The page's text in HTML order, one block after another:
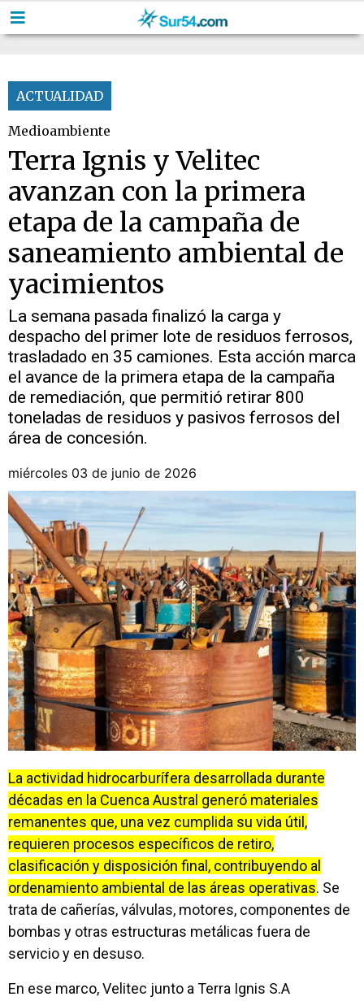
ACTUALIDAD
Medioambiente
Terra Ignis y Velitec
avanzan con la primera
etapa de la campaña de
saneamiento ambiental de
yacimientos
La semana pasada finalizó la carga y
despacho del primer lote de residuos ferrosos,
trasladado en 35 camiones. Esta acción marca
el avance de la primera etapa de la campaña
de remediación, que permitió retirar 800
toneladas de residuos y pasivos ferrosos del
área de concesión.
miércoles 03 de junio de 2026
La actividad hidrocarburífera desarrollada durante
décadas en la Cuenca Austral generó materiales
remanentes que, una vez cumplida su vida útil,
requieren procesos específicos de retiro,
clasificación y disposición final, contribuyendo al
ordenamiento ambiental de las áreas operativas. Se
trata de cañerías, válvulas, motores, componentes de
bombas y otras estructuras metálicas fuera de
servicio y en desuso.
En ese marco, Velitec junto a Terra Ignis S.A